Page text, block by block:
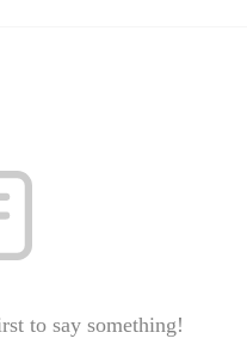
to say something!